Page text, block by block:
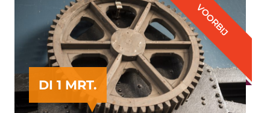
DI 1 MRT.
VOORBIJ